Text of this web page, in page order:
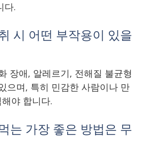
다.
시 어떤 부작용이 있을
장애, 알레르기, 전해질 불균형
으며, 특히 민감한 사람이나 만
야 합니다.
는 가장 좋은 방법은 무